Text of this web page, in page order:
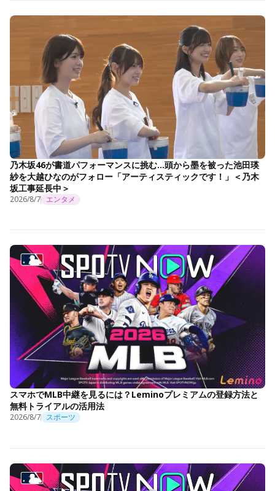
乃木坂46が書道パフォーマンスに挑む…頭から墨を被った池田瑛
紗を大越ひなのがフォロー「アーティスティックです！」＜乃木
坂工事延長中＞
2026/8/7 エンタメ
スマホでMLB中継を見るには？Leminoプレミアムの登録方法と
無料トライアルの活用法
2026/8/7 スポーツ